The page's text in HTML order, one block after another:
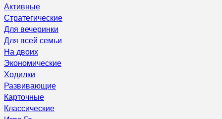
Активные
Стратегические
Для вечеринки
Для всей семьи
На двоих
Экономические
Ходилки
Развивающие
Карточные
Классические